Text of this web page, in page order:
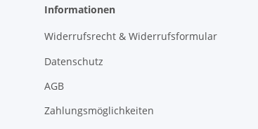
Informationen
Widerrufsrecht & Widerrufsformular
Datenschutz
AGB
Zahlungsmöglichkeiten